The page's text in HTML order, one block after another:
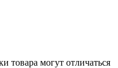
товара могут отличаться